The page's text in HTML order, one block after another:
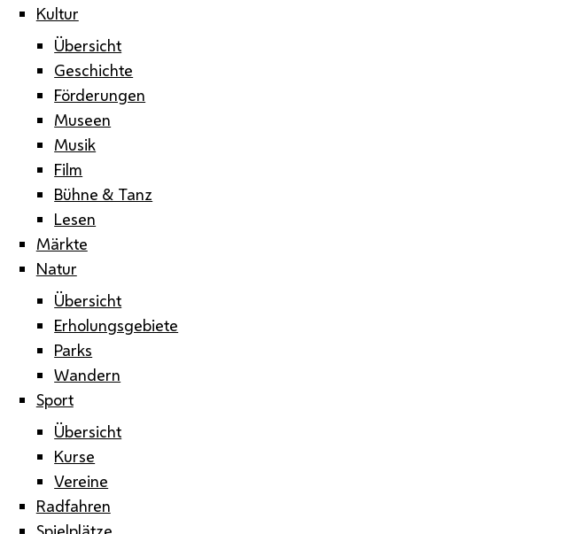
Kultur
Übersicht
Geschichte
Förderungen
Museen
Musik
Film
Bühne & Tanz
Lesen
Märkte
Natur
Übersicht
Erholungsgebiete
Parks
Wandern
Sport
Übersicht
Kurse
Vereine
Radfahren